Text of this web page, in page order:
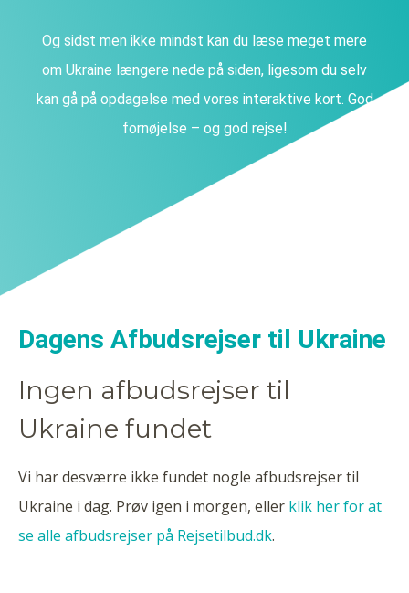
Og sidst men ikke mindst kan du læse meget mere
om Ukraine længere nede på siden, ligesom du selv
kan gå på opdagelse med vores interaktive kort. God
fornøjelse – og god rejse!
Dagens Afbudsrejser til Ukraine
Ingen afbudsrejser til
Ukraine fundet
Vi har desværre ikke fundet nogle afbudsrejser til
Ukraine i dag. Prøv igen i morgen, eller klik her for at
se alle afbudsrejser på Rejsetilbud.dk.